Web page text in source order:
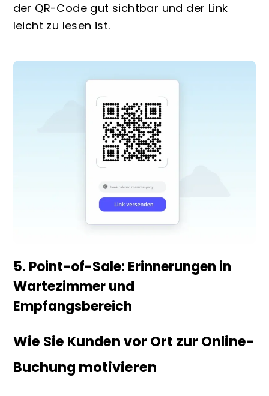
der QR-Code gut sichtbar und der Link
leicht zu lesen ist.
5. Point-of-Sale: Erinnerungen in
Wartezimmer und
Empfangsbereich
Wie Sie Kunden vor Ort zur Online-
Buchung motivieren